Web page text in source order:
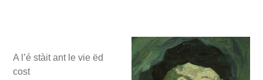
A l’é stàit ant le vie ëd
cost